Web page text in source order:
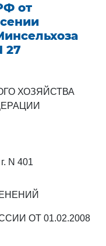
от
27
ХОЗЯЙСТВА
N 401
ОТ 01.02.2008